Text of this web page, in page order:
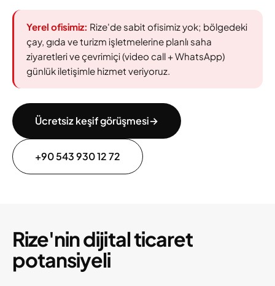
Yerel ofisimiz: Rize'de sabit ofisimiz yok; bölgedeki
çay, gıda ve turizm işletmelerine planlı saha
ziyaretleri ve çevrimiçi (video call + WhatsApp)
günlük iletişimle hizmet veriyoruz.
Ücretsiz keşif görüşmesi→
+90 543 930 12 72
Rize'nin dijital ticaret
potansiyeli